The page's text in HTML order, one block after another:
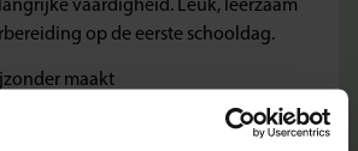
op de eerste schooldag.
maakt
voor levensechte oefening